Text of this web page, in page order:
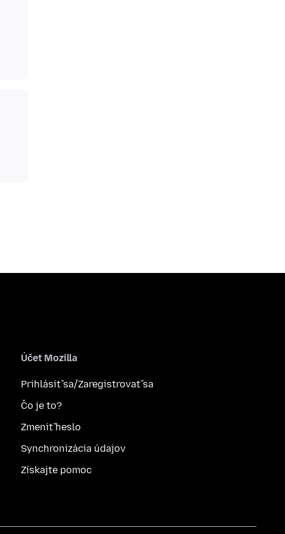
Účet Mozilla
Prihlásiť sa/Zaregistrovať sa
Čo je to?
Zmeniť heslo
Synchronizácia údajov
Získajte pomoc